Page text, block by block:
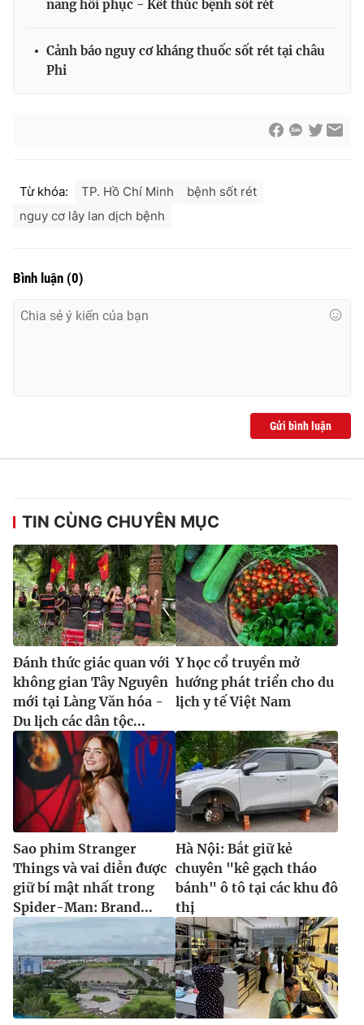
Ðiện thoại Thời báo VTV: 024.66 897 897
Liên hệ quảng cáo:024-7300.7108
® Cấm sao chép dưới mọi hình thức nếu không có sự chấp
thông tin từ website này.
năng hồi phục - Kết thúc bệnh sốt rét
Cảnh báo nguy cơ kháng thuốc sốt rét tại châu
Phi
Từ khóa: TP. Hồ Chí Minh
bệnh sốt rét
nguy cơ lây lan dịch bệnh
Bình luận (0)
Gửi bình luận
TIN CÙNG CHUYÊN MỤC
Đánh thức giác quan với
không gian Tây Nguyên
mới tại Làng Văn hóa -
Du lịch các dân tộc...
Y học cổ truyền mở
hướng phát triển cho du
lịch y tế Việt Nam
Sao phim Stranger
Things và vai diễn được
giữ bí mật nhất trong
Spider-Man: Brand...
Hà Nội: Bắt giữ kẻ
chuyên "kê gạch tháo
bánh" ô tô tại các khu đô
thị